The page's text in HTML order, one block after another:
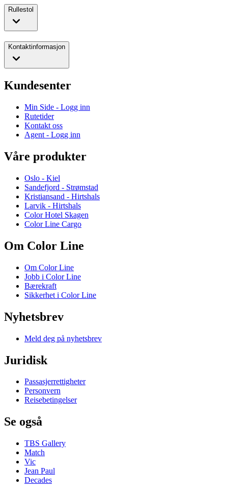
Rullestol
Kontaktinformasjon
Kundesenter
Min Side - Logg inn
Rutetider
Kontakt oss
Agent - Logg inn
Våre produkter
Oslo - Kiel
Sandefjord - Strømstad
Kristiansand - Hirtshals
Larvik - Hirtshals
Color Hotel Skagen
Color Line Cargo
Om Color Line
Om Color Line
Jobb i Color Line
Bærekraft
Sikkerhet i Color Line
Nyhetsbrev
Meld deg på nyhetsbrev
Juridisk
Passasjerrettigheter
Personvern
Reisebetingelser
Se også
TBS Gallery
Match
Vic
Jean Paul
Decades